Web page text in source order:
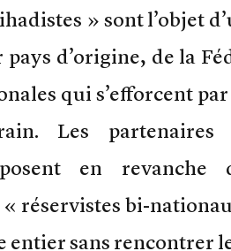
» sont l’objet
d’origine, de la
qui s’efforcent
Les partenaires
en revanche
« réservistes bi-
entier sans rencontrer